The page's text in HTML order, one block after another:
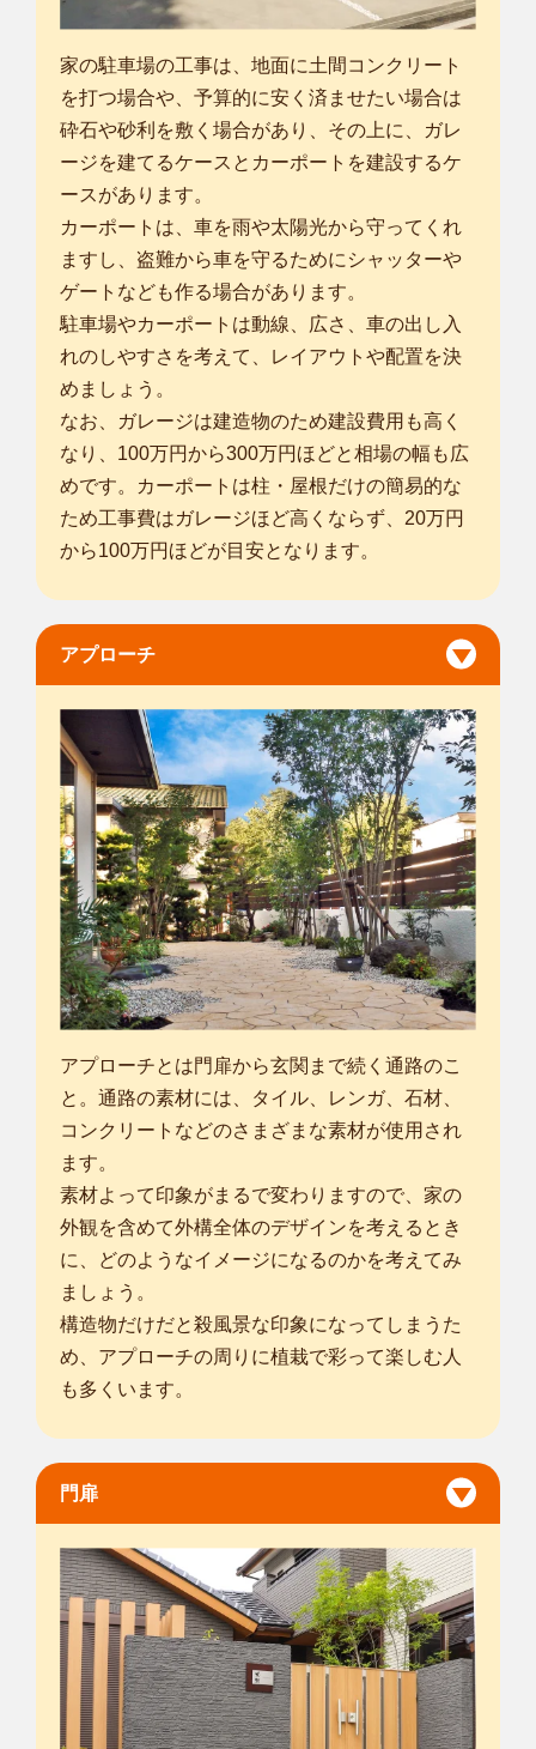
家の駐車場の工事は、地面に土間コンクリート
を打つ場合や、予算的に安く済ませたい場合は
砕石や砂利を敷く場合があり、その上に、ガレ
ージを建てるケースとカーポートを建設するケ
ースがあります。
カーポートは、車を雨や太陽光から守ってくれ
ますし、盗難から車を守るためにシャッターや
ゲートなども作る場合があります。
駐車場やカーポートは動線、広さ、車の出し入
れのしやすさを考えて、レイアウトや配置を決
めましょう。
なお、ガレージは建造物のため建設費用も高く
なり、100万円から300万円ほどと相場の幅も広
めです。カーポートは柱・屋根だけの簡易的な
ため工事費はガレージほど高くならず、20万円
から100万円ほどが目安となります。
アプローチ
アプローチとは門扉から玄関まで続く通路のこ
と。通路の素材には、タイル、レンガ、石材、
コンクリートなどのさまざまな素材が使用され
ます。
素材よって印象がまるで変わりますので、家の
外観を含めて外構全体のデザインを考えるとき
に、どのようなイメージになるのかを考えてみ
ましょう。
構造物だけだと殺風景な印象になってしまうた
め、アプローチの周りに植栽で彩って楽しむ人
も多くいます。
門扉